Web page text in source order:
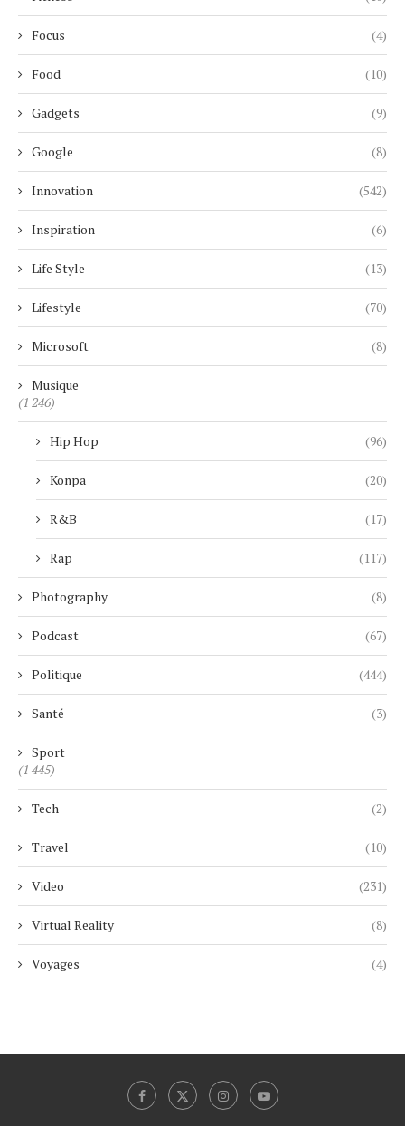
Focus (4)
Food (10)
Gadgets (9)
Google (8)
Innovation (542)
Inspiration (6)
Life Style (13)
Lifestyle (70)
Microsoft (8)
Musique
(1 246)
Hip Hop (96)
Konpa (20)
R&B (17)
Rap (117)
Photography (8)
Podcast (67)
Politique (444)
Santé (3)
Sport
(1 445)
Tech (2)
Travel (10)
Video (231)
Virtual Reality (8)
Voyages (4)